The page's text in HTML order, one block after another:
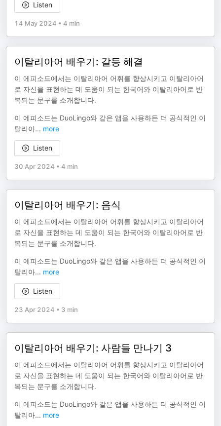
Listen
14 May 2024 • 4 min
이탈리아어 배우기: 갈등 해결
이 에피소드에서는 이탈리아어 어휘를 향상시키고 이탈리아어
로 자신을 표현하는 데 도움이 되는 한국어와 이탈리아어로 반
복되는 문구를 소개합니다.
이 에피소드는 DuoLingo와 같은 앱을 사용하든 더 공식적인 이
탈리아... more
Listen
30 Apr 2024 • 4 min
이탈리아어 배우기: 음식
이 에피소드에서는 이탈리아어 어휘를 향상시키고 이탈리아어
로 자신을 표현하는 데 도움이 되는 한국어와 이탈리아어로 반
복되는 문구를 소개합니다.
이 에피소드는 DuoLingo와 같은 앱을 사용하든 더 공식적인 이
탈리아... more
Listen
23 Apr 2024 • 3 min
이탈리아어 배우기: 사람들 만나기 3
이 에피소드에서는 이탈리아어 어휘를 향상시키고 이탈리아어
로 자신을 표현하는 데 도움이 되는 한국어와 이탈리아어로 반
복되는 문구를 소개합니다.
이 에피소드는 DuoLingo와 같은 앱을 사용하든 더 공식적인 이
탈리아... more